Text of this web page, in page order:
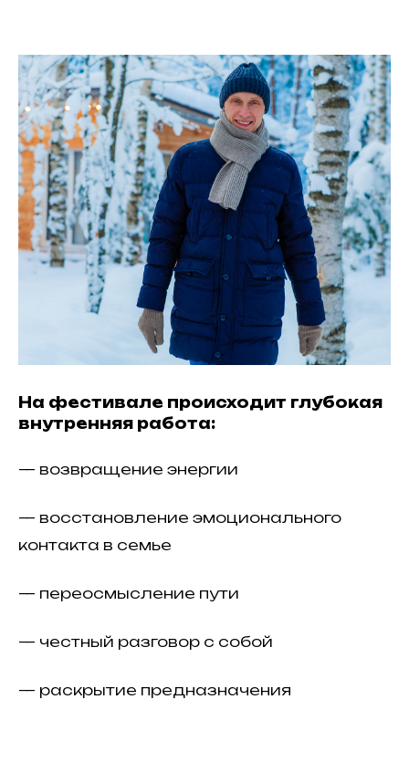
На фестивале происходит глубокая
внутренняя работа:
— возвращение энергии
— восстановление эмоционального
контакта в семье
— переосмысление пути
— честный разговор с собой
— раскрытие предназначения